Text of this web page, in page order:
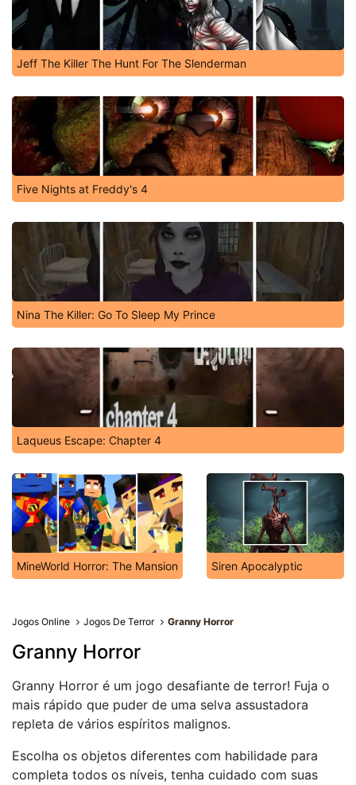
Jeff The Killer The Hunt For The Slenderman
Five Nights at Freddy's 4
Nina The Killer: Go To Sleep My Prince
Laqueus Escape: Chapter 4
MineWorld Horror: The Mansion Siren Apocalyptic
Jogos Online Jogos De Terror Granny Horror
Granny Horror
Granny Horror é um jogo desafiante de terror! Fuja o
mais rápido que puder de uma selva assustadora
repleta de vários espíritos malignos.
Escolha os objetos diferentes com habilidade para
completa todos os níveis, tenha cuidado com suas